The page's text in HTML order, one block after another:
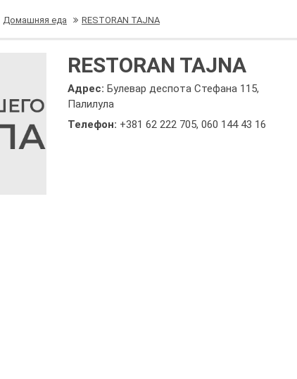
Домашняя еда RESTORAN TAJNA
RESTORAN TAJNA
Адрес:Булевар деспота Стефана 115,
Палилула
Телефон: +381 62 222 705,060 144 43 16